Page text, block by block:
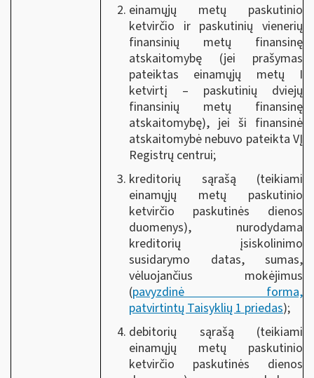
einamųjų metų paskutinio
ketvirčio ir paskutinių vienerių
finansinių metų finansinę
atskaitomybę (jei prašymas
pateiktas einamųjų metų I
ketvirtį – paskutinių dviejų
finansinių metų finansinę
atskaitomybę), jei ši finansinė
atskaitomybė nebuvo pateikta VĮ
Registrų centrui;
kreditorių sąrašą (teikiami
einamųjų metų paskutinio
ketvirčio paskutinės dienos
duomenys), nurodydama
kreditorių įsiskolinimo
susidarymo datas, sumas,
vėluojančius mokėjimus
(pavyzdinė forma,
patvirtintų Taisyklių 1 priedas);
debitorių sąrašą (teikiami
einamųjų metų paskutinio
ketvirčio paskutinės dienos